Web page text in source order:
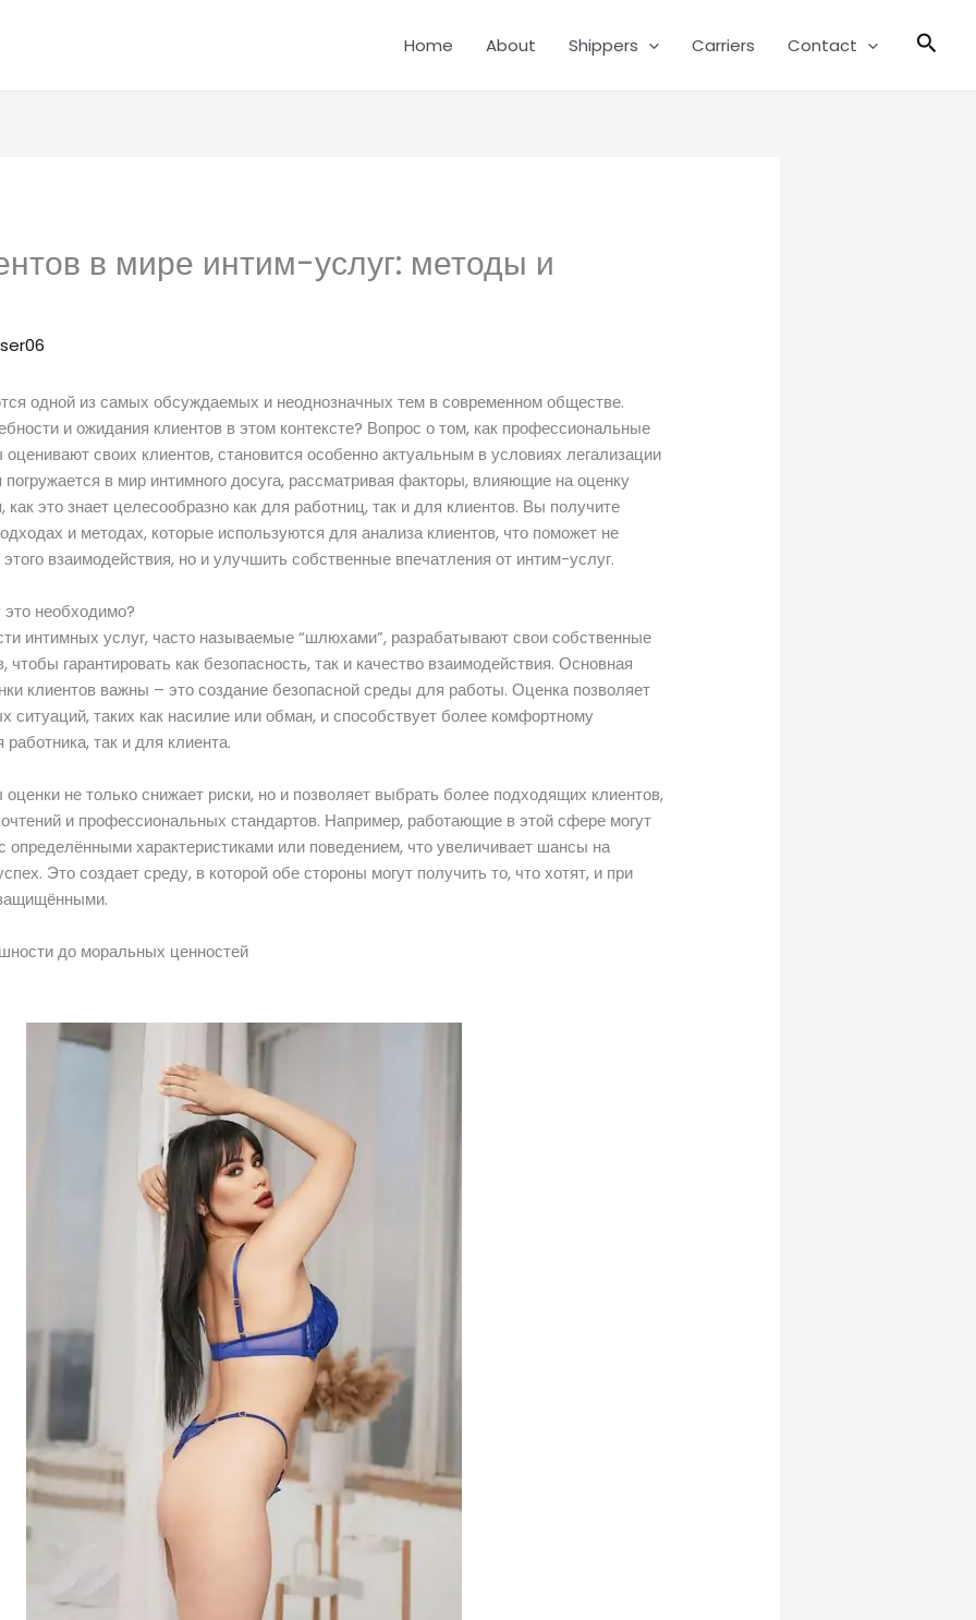
Home About Shippers Carriers Contact
в мире интим-услуг: методы и
одной из самых обсуждаемых и неоднозначных тем в современном обществе.
и ожидания клиентов в этом контексте? Вопрос о том, как профессиональные
своих клиентов, становится особенно актуальным в условиях легализации
погружается в мир интимного досуга, рассматривая факторы, влияющие на оценку
как это знает целесообразно как для работниц, так и для клиентов. Вы получите
и методах, которые используются для анализа клиентов, что поможет не
взаимодействия, но и улучшить собственные впечатления от интим-услуг.
необходимо?
интимных услуг, часто называемые “шлюхами”, разрабатывают свои собственные
чтобы гарантировать как безопасность, так и качество взаимодействия. Основная
клиентов важны – это создание безопасной среды для работы. Оценка позволяет
ситуаций, таких как насилие или обман, и способствует более комфортному
так и для клиента.
не только снижает риски, но и позволяет выбрать более подходящих клиентов,
и профессиональных стандартов. Например, работающие в этой сфере могут
определёнными характеристиками или поведением, что увеличивает шансы на
Это создает среду, в которой обе стороны могут получить то, что хотят, и при
до моральных ценностей